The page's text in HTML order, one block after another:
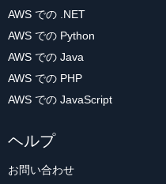
AWS での .NET
AWS での Python
AWS での Java
AWS での PHP
AWS での JavaScript
ヘルプ
お問い合わせ